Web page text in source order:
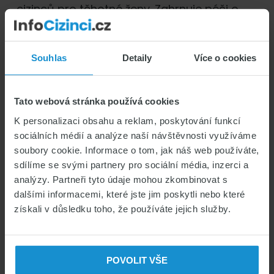
Souhlas Detaily Více o cookies
Tato webová stránka používá cookies
K personalizaci obsahu a reklam, poskytování funkcí
sociálních médií a analýze naší návštěvnosti využíváme
soubory cookie. Informace o tom, jak náš web používáte,
sdílíme se svými partnery pro sociální média, inzerci a
analýzy. Partneři tyto údaje mohou zkombinovat s
dalšími informacemi, které jste jim poskytli nebo které
získali v důsledku toho, že používáte jejich služby.
POVOLIT VŠE
cizinců pro těhotné ženy. Zahrnuje péči o
těhotnou ženu před i po porodu. Zároveň
zahrnuje zdravotní péči o novorozence do
14 dnů jeho života.
Doba trvání pojištění
Pojistná smlouva vzniká od 00:00 dne
sjednaného jako počátek pojištění
v pojistné smlouvě. Nejdříve však od 00:00
hodin dne bezprostředně následujícího po
dni uzavření pojistné smlouvy a zaniká
24:00 hodin dne sjednaného jako konec
V případě varianty KOMPLEX2 se vztahuje